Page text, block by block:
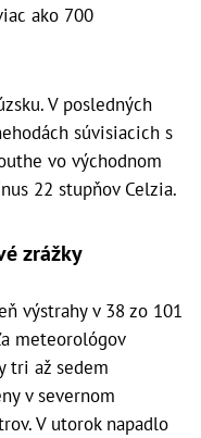
ako 700
V posledných
súvisiacich s
vo východnom
22 stupňov Celzia.
zrážky
výstrahy v 38 zo 101
meteorológov
tri až sedem
v severnom
V utorok napadlo